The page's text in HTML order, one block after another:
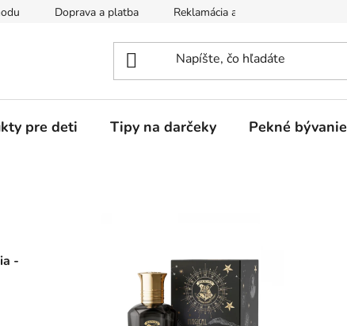
Doprava a platba Reklamácia a vrátenie tovaru
pre deti Tipy na darčeky Pekné bývanie
-